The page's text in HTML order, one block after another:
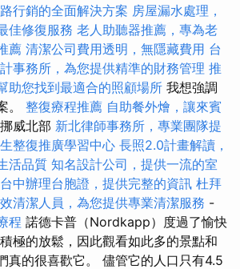
行銷的全面解決方案 房屋漏水處理，
佳修復服務 老人助聽器推薦，專為老
薦 清潔公司費用透明，無隱藏費用 台
事務所，為您提供精準的財務管理 推
助您找到最適合的照顧場所 我想強調
。 整復療程推薦 自助餐外燴，讓來賓
威北部 新北律師事務所，專業團隊提
整復推廣學習中心 長照2.0計畫解讀，
活品質 知名設計公司，提供一流的室
中辦理台胞證，提供完整的資訊 杜拜
清潔人員，為您提供專業清潔服務 -
程 諾德卡普（Nordkapp）度過了愉快
極的放鬆，因此觀看如此多的景點和
真的很喜歡它。 儘管它的人口只有4.5